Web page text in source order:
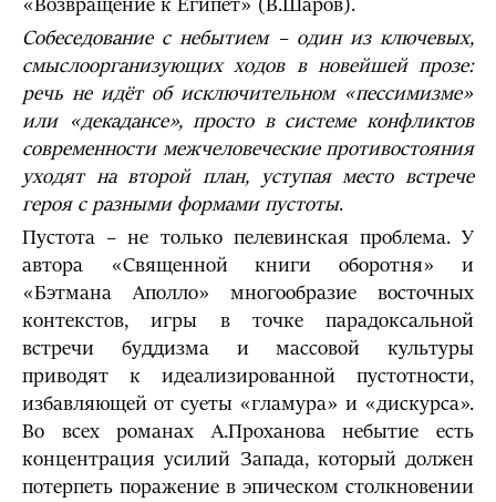
«Возвращение к Египет» (В.Шаров).
Собеседование с небытием – один из ключевых,
смыслоорганизующих ходов в новейшей прозе:
речь не идёт об исключительном «пессимизме»
или «декадансе», просто в системе конфликтов
современности межчеловеческие противостояния
уходят на второй план, уступая место встрече
героя с разными формами пустоты.
Пустота – не только пелевинская проблема. У
автора «Священной книги оборотня» и
«Бэтмана Аполло» многообразие восточных
контекстов, игры в точке парадоксальной
встречи буддизма и массовой культуры
приводят к идеализированной пустотности,
избавляющей от суеты «гламура» и «дискурса».
Во всех романах А.Проханова небытие есть
концентрация усилий Запада, который должен
потерпеть поражение в эпическом столкновении